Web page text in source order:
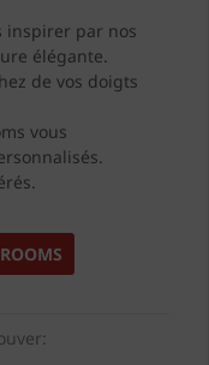
inspirer par nos
élégante.
de vos doigts
vous